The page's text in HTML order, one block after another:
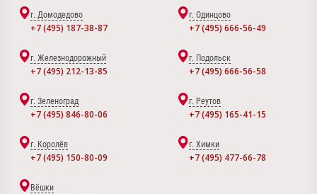
г. Домодедово
+7 (495) 187-38-87
г. Одинцово
+7 (495) 666-56-49
г. Железнодорожный
+7 (495) 212-13-85
г. Подольск
+7 (495) 666-56-58
г. Зеленоград
+7 (495) 846-80-06
г. Реутов
+7 (495) 165-41-15
г. Королёв
+7 (495) 150-80-09
г. Химки
+7 (495) 477-66-78
Вёшки